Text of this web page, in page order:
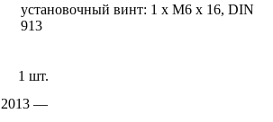
установочный винт: 1 x M6 x 16, DIN
913
1 шт.
—